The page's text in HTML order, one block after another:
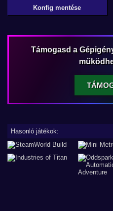
Konfig mentése
Támogasd a
Hasonló játékok: